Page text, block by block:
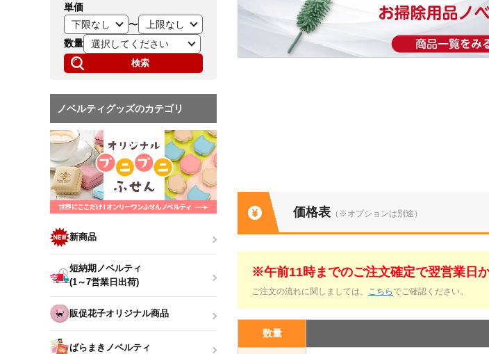
価格表 （※オプションは別途）
※午前11時までのご注文確定で翌営業日
ご注文の流れに関しましては、 こちら でご確認ください。
数量
単価
〜
数量
検索
ノベルティグッズのカテゴリ
新商品
短納期ノベルティ
(1～7営業日出荷)
販促花子オリジナル商品
ばらまきノベルティ